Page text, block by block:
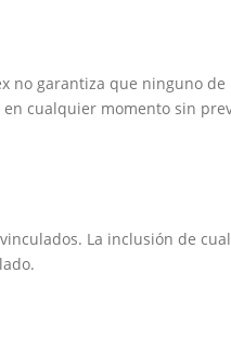
no garantiza que ninguno
cualquier momento sin
La inclusión de